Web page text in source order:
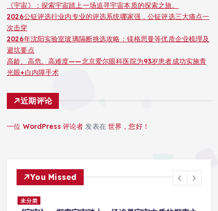
《宇宙》：探索宇宙踏上一场追寻宇宙本质的探索之旅。
2026公钲评选行业内专业的评选系统哪家强，公钲评选三大痛点一
次击穿
2026年沈阳实验室玻璃隔断挑选攻略：镁格思曼等优质企业梳理及
避坑要点
高龄、高危、高难度——北京爱尔眼科医院为93岁患者成功实施青
光眼+白内障手术
近期评论
一位 WordPress 评论者 发表在世界，您好！
You Missed
未分类